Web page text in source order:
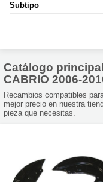
Subtipo
Catálogo
CABRIO 2006-
Recambios compatibles
mejor precio en nuestra
pieza que necesitas.